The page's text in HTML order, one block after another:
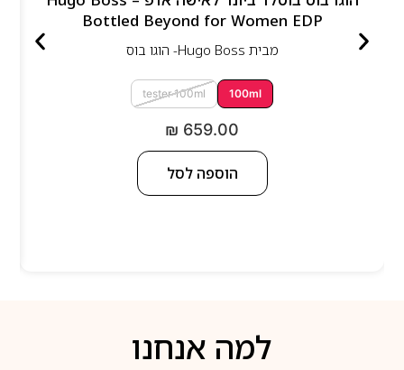
Bottled Beyond for Women EDP
מבית Hugo Boss- הוגו בוס
100ml
tester 100ml
₪ 659.00
הוספה לסל
למה אנחנו